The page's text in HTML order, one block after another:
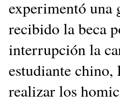
experimentó una
recibido la beca
interrupción la
estudiante chino,
realizar los